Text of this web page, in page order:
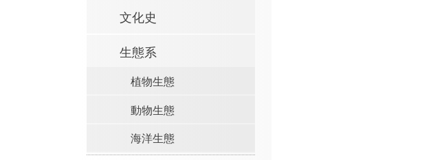
文化史
生態系
植物生態
動物生態
海洋生態